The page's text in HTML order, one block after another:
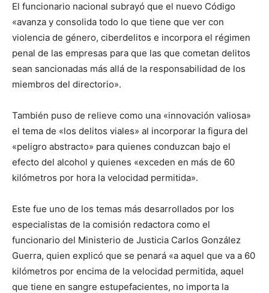
El funcionario nacional subrayó que el nuevo Código
«avanza y consolida todo lo que tiene que ver con
violencia de género, ciberdelitos e incorpora el régimen
penal de las empresas para que las que cometan delitos
sean sancionadas más allá de la responsabilidad de los
miembros del directorio».
También puso de relieve como una «innovación valiosa»
el tema de «los delitos viales» al incorporar la figura del
«peligro abstracto» para quienes conduzcan bajo el
efecto del alcohol y quienes «exceden en más de 60
kilómetros por hora la velocidad permitida».
Este fue uno de los temas más desarrollados por los
especialistas de la comisión redactora como el
funcionario del Ministerio de Justicia Carlos González
Guerra, quien explicó que se penará «a aquel que va a 60
kilómetros por encima de la velocidad permitida, aquel
que tiene en sangre estupefacientes, no importa la